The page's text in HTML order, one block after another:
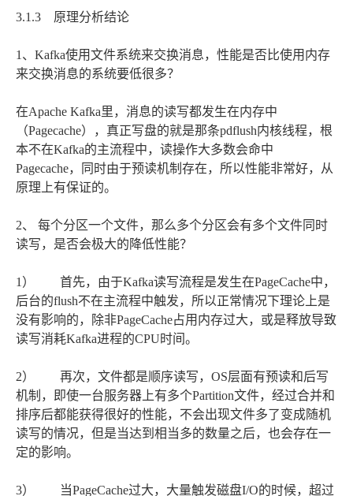
3.1.3 原理分析结论
1、Kafka使用文件系统来交换消息，性能是否比使用内存
来交换消息的系统要低很多？
在Apache Kafka里，消息的读写都发生在内存中
（Pagecache），真正写盘的就是那条pdflush内核线程，根
本不在Kafka的主流程中，读操作大多数会命中
Pagecache，同时由于预读机制存在，所以性能非常好，从
原理上有保证的。
2、 每个分区一个文件，那么多个分区会有多个文件同时
读写，是否会极大的降低性能？
1） 首先，由于Kafka读写流程是发生在PageCache中，
后台的flush不在主流程中触发，所以正常情况下理论上是
没有影响的，除非PageCache占用内存过大，或是释放导致
读写消耗Kafka进程的CPU时间。
2） 再次，文件都是顺序读写，OS层面有预读和后写
机制，即使一台服务器上有多个Partition文件，经过合并和
排序后都能获得很好的性能，不会出现文件多了变成随机
读写的情况，但是当达到相当多的数量之后，也会存在一
定的影响。
3） 当PageCache过大，大量触发磁盘I/O的时候，超过